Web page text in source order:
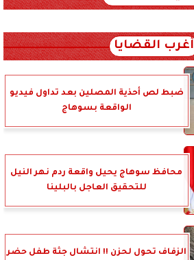
أغرب القضايا
ضبط لص أحذية المصلين بعد تداول فيديو
الواقعة بسوهاج
محافظ سوهاج يحيل واقعة ردم نهر النيل
للتحقيق العاجل بالبلينا
الزفاف تحول لحزن !! انتشال جثة طفل حضر